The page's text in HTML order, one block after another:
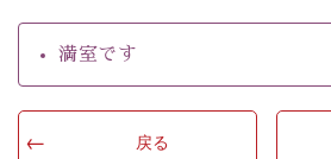
満室です
戻る